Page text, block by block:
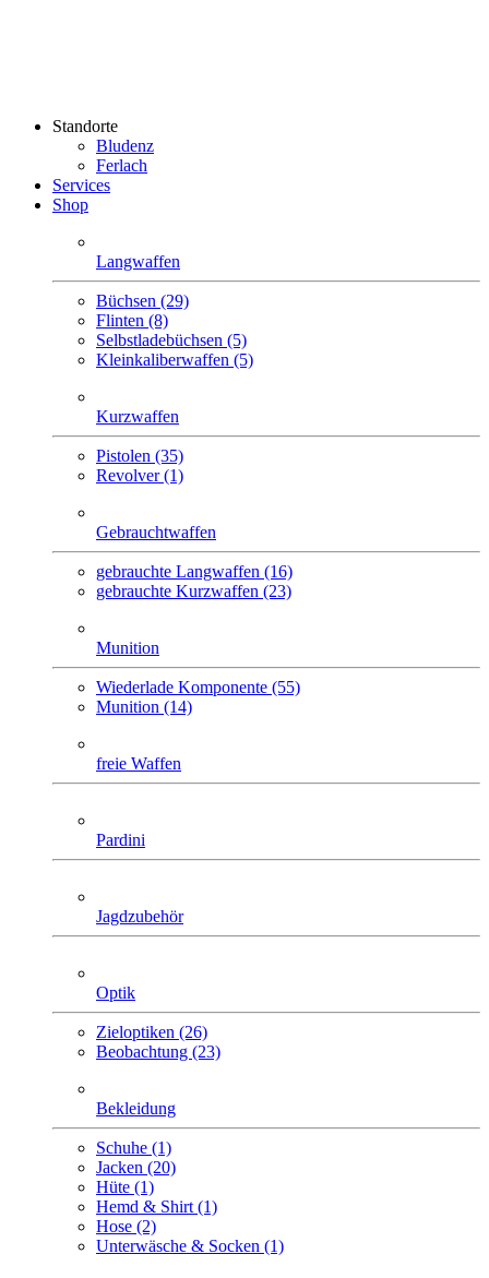
Standorte
Bludenz
Ferlach
Services
Shop
Langwaffen
Büchsen (29)
Flinten (8)
Selbstlade­büchsen (5)
Klein­kaliber­waffen (5)
Kurzwaffen
Pistolen (35)
Revolver (1)
Gebrauchtwaffen
gebrauchte Langwaffen (16)
gebrauchte Kurzwaffen (23)
Munition
Wiederlade Komponente (55)
Munition (14)
freie Waffen
Pardini
Jagdzubehör
Optik
Zieloptiken (26)
Beobachtung (23)
Bekleidung
Schuhe (1)
Jacken (20)
Hüte (1)
Hemd & Shirt (1)
Hose (2)
Unterwäsche & Socken (1)